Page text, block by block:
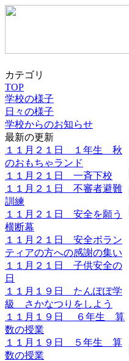
カテゴリ
TOP
学校の様子
日々の様子
学校からのお知らせ
最新の更新
１１月２１日 １年生 秋
のおもちゃランド
１１月２１日 一斉下校
１１月２１日 不審者避難
訓練
１１月２１日 安全を願う
横断幕
１１月２１日 安全ボラン
ティアの方への感謝の集い
１１月２１日 子供安全の
日
１１月１９日 たんぽぽ学
級 さかなつりをしよう
１１月１９日 ６年生 算
数の授業
１１月１９日 ５年生 算
数の授業